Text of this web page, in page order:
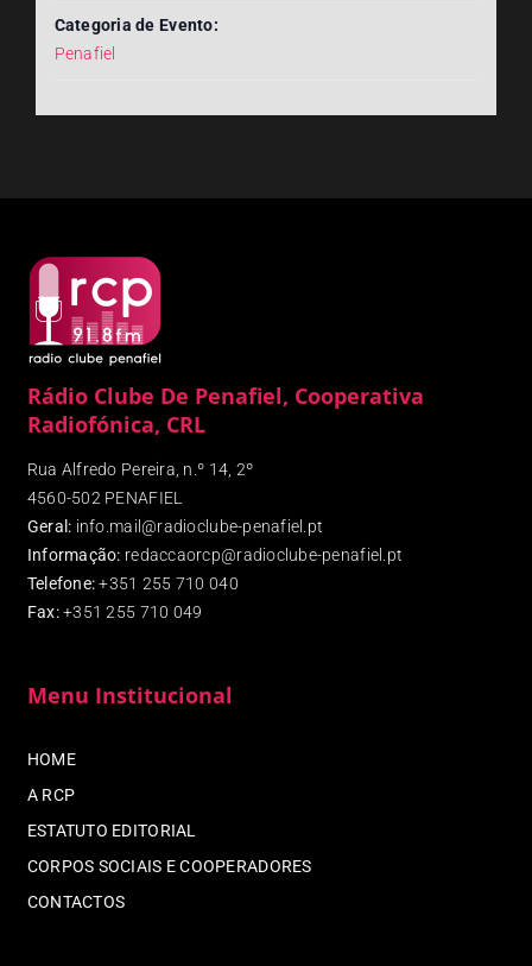
Categoria de Evento:
Penafiel
Rádio Clube De Penafiel, Cooperativa
Radiofónica, CRL
Rua Alfredo Pereira, n.º 14, 2º
4560-502 PENAFIEL
Geral: info.mail@radioclube-penafiel.pt
Informação: redaccaorcp@radioclube-penafiel.pt
Telefone: +351 255 710 040
Fax:+351 255 710 049
Menu Institucional
HOME
A RCP
ESTATUTO EDITORIAL
CORPOS SOCIAIS E COOPERADORES
CONTACTOS